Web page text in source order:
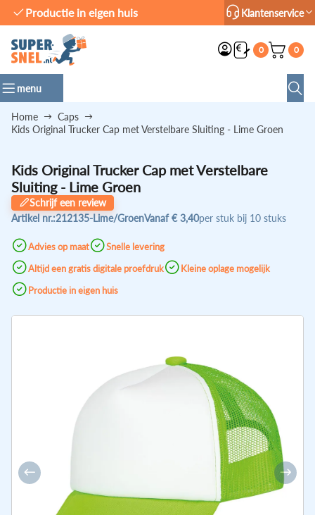
Productie in eigen huis Klantenservice
0 0
menu
Home
Caps
Kids Original Trucker Cap met Verstelbare Sluiting - Lime Groen
Kids Original Trucker Cap met Verstelbare
Sluiting - Lime Groen
Schrijf een review
Artikel nr.:212135-Lime/GroenVanaf € 3,40per stuk bij 10 stuks
Advies op maat
Snelle levering
Altijd een gratis digitale proefdruk
Kleine oplage mogelijk
Productie in eigen huis